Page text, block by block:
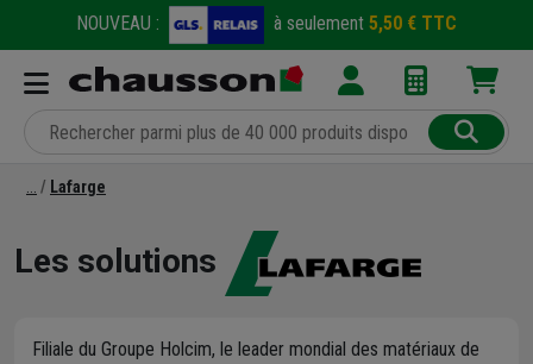
NOUVEAU : à seulement 5,50 € TTC
Lafarge
Les solutions
Filiale du Groupe Holcim, le leader mondial des matériaux de